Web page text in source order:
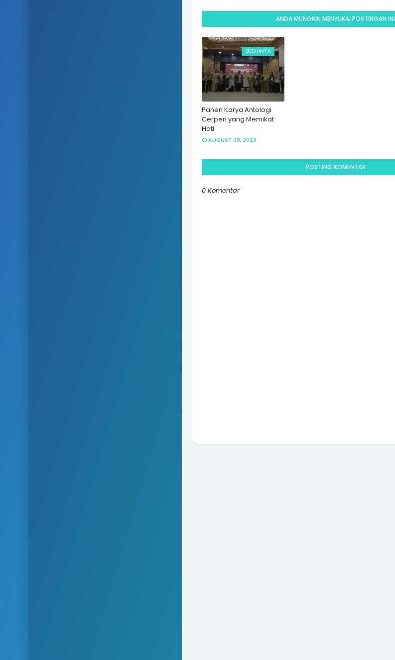
ANDA MUNGKIN MENYUKAI POSTINGAN INI
DESHINTA
Panen Karya Antologi
Cerpen yang Memikat
Hati
AUGUST 09, 2023
POSTING KOMENTAR
0 Komentar